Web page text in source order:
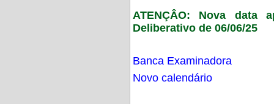
ATENÇÂO: Nova data
Deliberativo de 06/06/25
Banca Examinadora
Novo calendário